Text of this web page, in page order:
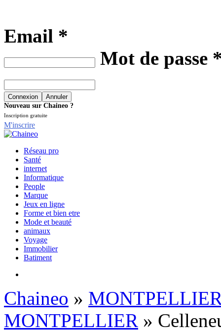
Email *
Mot de passe
Nouveau sur Chaineo ?
Inscription gratuite
M'inscrire
Réseau pro
Santé
internet
Informatique
People
Marque
Jeux en ligne
Forme et bien etre
Mode et beauté
animaux
Voyage
Immobilier
Batiment
Chaineo »
MONTPELLIER »